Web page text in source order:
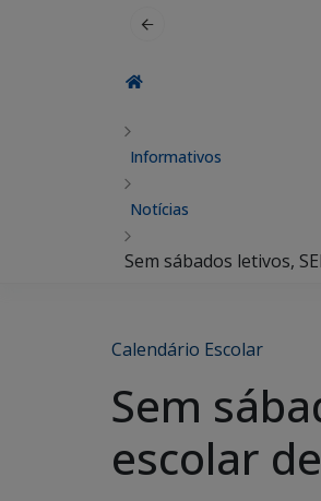
Informativos
Notícias
Sem sábados letivos,
Calendário Escolar
Sem
escolar